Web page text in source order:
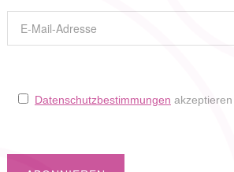
Datenschutzbestimmungen akzeptieren